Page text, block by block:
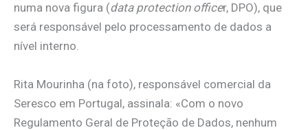
numa nova figura (data protection officer, DPO), que
será responsável pelo processamento de dados a
nível interno.
Rita Mourinha (na foto), responsável comercial da
Seresco em Portugal, assinala: «Com o novo
Regulamento Geral de Proteção de Dados, nenhum